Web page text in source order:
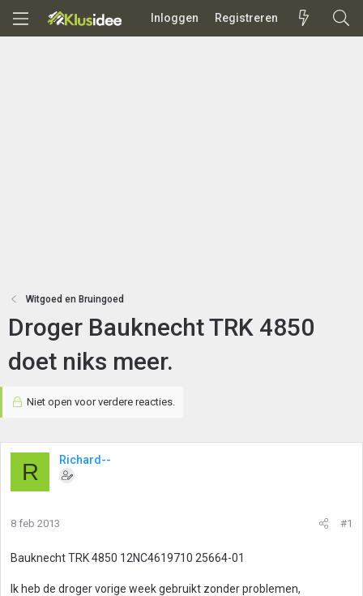
Inloggen Registreren
Witgoed en Bruingoed
Droger Bauknecht TRK 4850
doet niks meer.
Niet open voor verdere reacties.
R Richard--
8 feb 2013 #1
Bauknecht TRK 4850 12NC4619710 25664-01
Ik heb de droger vorige week gebruikt zonder problemen,